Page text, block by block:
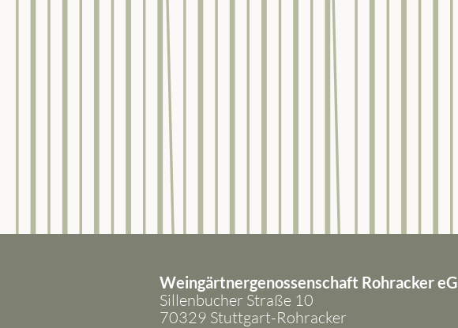
Weingärtnergenossenschaft Rohracker eG
Sillenbucher Straße 10
70329 Stuttgart-Rohracker